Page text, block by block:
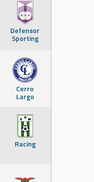
Defensor
Sporting
Cerro
Largo
Racing